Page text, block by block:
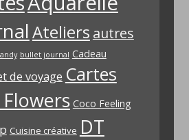
Ateliers autres
bullet journal Cadeau
de voyage Cartes
Coco Feeling
Cuisine créative DT